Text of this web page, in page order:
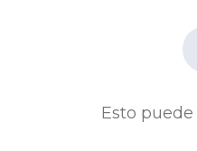
Esto